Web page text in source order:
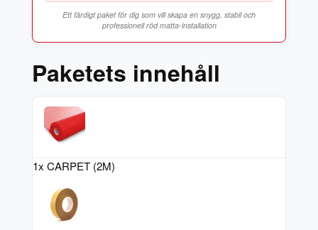
Ett färdigt paket för dig som vill skapa en snygg, stabil och
professionell röd matta-installation
Paketets innehåll
1x CARPET (2M)